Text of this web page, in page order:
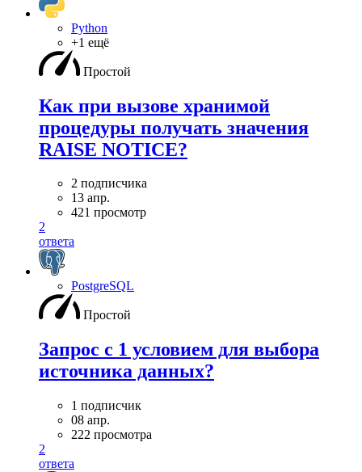
Python
+1 ещё
Простой
Как при вызове хранимой
процедуры получать значения
RAISE NOTICE?
2 подписчика
13 апр.
421 просмотр
2
ответа
PostgreSQL
Простой
Запрос с 1 условием для выбора
источника данных?
1 подписчик
08 апр.
222 просмотра
2
ответа